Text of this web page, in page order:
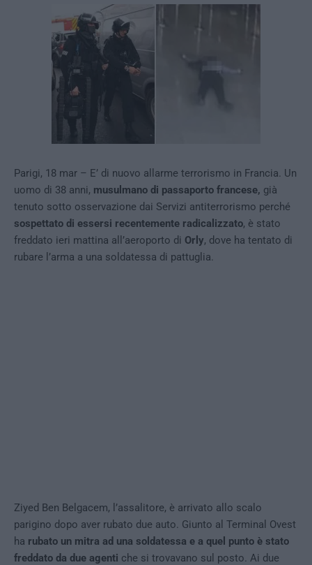
Parigi, 18 mar – E’ di nuovo allarme terrorismo in Francia. Un
uomo di 38 anni, musulmano di passaporto francese, già
tenuto sotto osservazione dai Servizi antiterrorismo perché
sospettato di essersi recentemente radicalizzato, è stato
freddato ieri mattina all’aeroporto di Orly, dove ha tentato di
rubare l’arma a una soldatessa di pattuglia.
Ziyed Ben Belgacem, l’assalitore, è arrivato allo scalo
parigino dopo aver rubato due auto. Giunto al Terminal Ovest
ha rubato un mitra ad una soldatessa e a quel punto è stato
freddato da due agenti che si trovavano sul posto. Ai due